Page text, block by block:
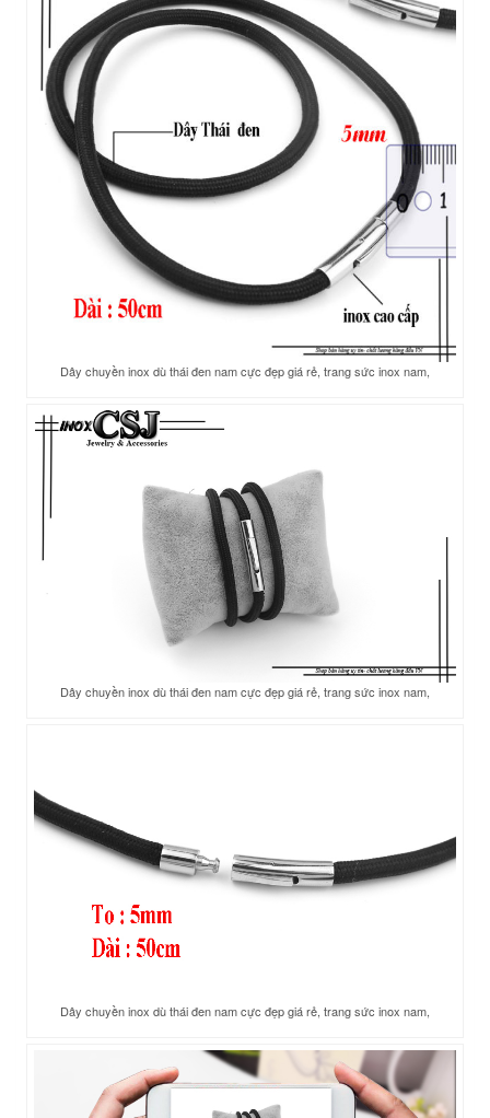
Dây chuyền inox dù thái đen nam cực đẹp giá rẻ, trang sức inox nam,
Dây chuyền inox dù thái đen nam cực đẹp giá rẻ, trang sức inox nam,
Dây chuyền inox dù thái đen nam cực đẹp giá rẻ, trang sức inox nam,